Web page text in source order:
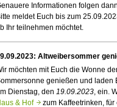
Informationen folgen
meldet Euch bis zum
Ihr teilnehmen möchtet.
Altweibersommer
möchten mit Euch die Wonne
genießen und laden
Dienstag, den 19.09.2023, ein.
& Hof zum Kaffeetrinken,